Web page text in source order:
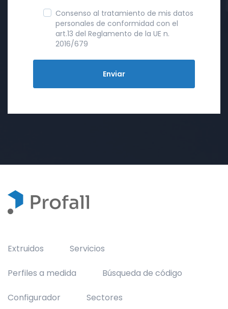
Consenso al tratamiento de mis datos
personales de conformidad con el
art.13 del Reglamento de la UE n.
2016/679
Extruidos Servicios
Perfiles a medida Búsqueda de código
Configurador Sectores